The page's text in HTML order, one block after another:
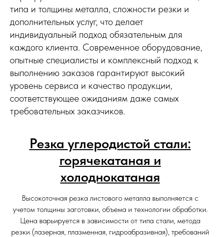
типа и толщины металла, сложности резки и
дополнительных услуг, что делает
индивидуальный подход обязательным для
каждого клиента. Современное оборудование,
опытные специалисты и комплексный подход к
выполнению заказов гарантируют высокий
уровень сервиса и качество продукции,
соответствующее ожиданиям даже самых
требовательных заказчиков.
Резка углеродистой стали:
горячекатаная и
холоднокатаная
Высокоточная резка листового металла выполняется с
учетом толщины заготовки, объема и технологии обработки.
Цена варьируется в зависимости от типа стали, метода
резки (лазерная, плазменная, гидроабразивная), требований